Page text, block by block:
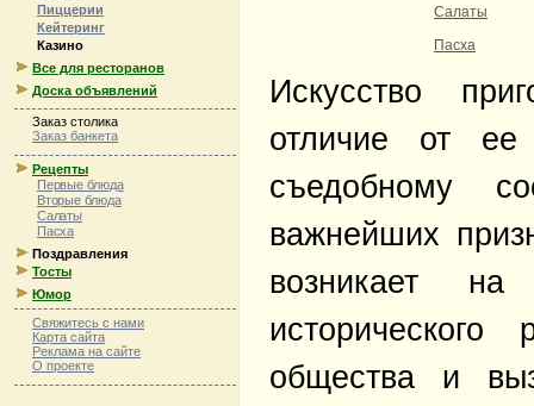
Пиццерии
Кейтеринг
Казино
Все для ресторанов
Доска объявлений
Заказ столика
Заказ банкета
Рецепты
Первые блюда
Вторые блюда
Салаты
Пасха
Поздравления
Тосты
Юмор
Свяжитесь с нами
Карта сайта
Реклама на сайте
О проекте
Салаты
Пасха
Искусство
отличие от ее
съедобному
важнейших
возникает на
исторического
общества и